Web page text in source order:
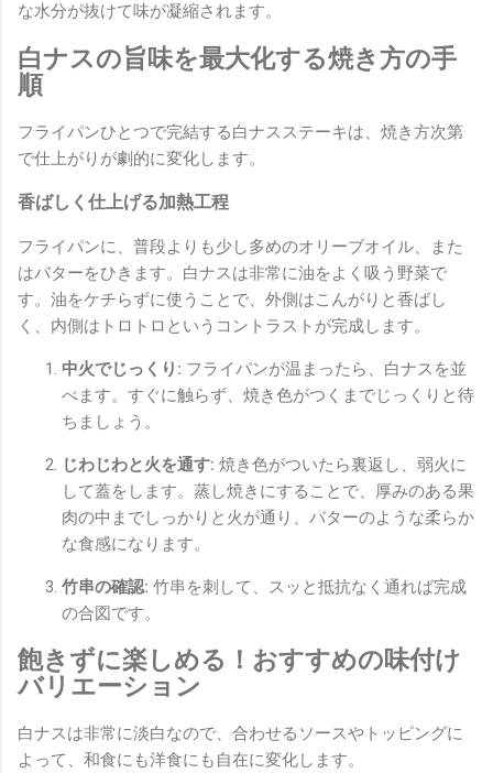
な水分が抜けて味が凝縮されます。
白ナスの旨味を最大化する焼き方の手
順
フライパンひとつで完結する白ナスステーキは、焼き方次第
で仕上がりが劇的に変化します。
香ばしく仕上げる加熱工程
フライパンに、普段よりも少し多めのオリーブオイル、また
はバターをひきます。白ナスは非常に油をよく吸う野菜で
す。油をケチらずに使うことで、外側はこんがりと香ばし
く、内側はトロトロというコントラストが完成します。
中火でじっくり: フライパンが温まったら、白ナスを並
べます。すぐに触らず、焼き色がつくまでじっくりと待
ちましょう。
じわじわと火を通す: 焼き色がついたら裏返し、弱火に
して蓋をします。蒸し焼きにすることで、厚みのある果
肉の中までしっかりと火が通り、バターのような柔らか
な食感になります。
竹串の確認: 竹串を刺して、スッと抵抗なく通れば完成
の合図です。
飽きずに楽しめる！おすすめの味付け
バリエーション
白ナスは非常に淡白なので、合わせるソースやトッピングに
よって、和食にも洋食にも自在に変化します。